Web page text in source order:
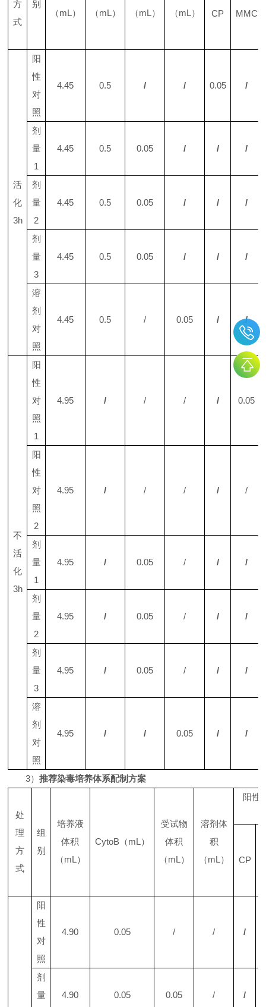
方
式
别
（mL）
（mL）
（mL）
（mL） CP MMC
活
化
3h
阳
性
对
照
4.45 0.5 / / 0.05 /
剂
量
1
4.45 0.5 0.05 / / /
剂
量
2
4.45 0.5 0.05 / / /
剂
量
3
4.45 0.5 0.05 / / /
溶
剂
对
照
4.45 0.5 / 0.05 / /
不
活
化
3h
阳
性
对
照
1
4.95 / / / / 0.05
阳
性
对
照
2
4.95 / / / / /
剂
量
1
4.95 / 0.05 / / /
剂
量
2
4.95 / 0.05 / / /
剂
量
3
4.95 / 0.05 / / /
溶
剂
对
照
4.95 / / 0.05 / /
3）推荐染毒培养体系配制方案
处
理
方
式
组
别
培养液
体积
（mL）
CytoB （mL）
受试物
体积
（mL）
溶剂体
积
（mL）
阳性
CP
阳
性
对
照
4.90 0.05 / / /
剂
量
4.90 0.05 0.05 / /